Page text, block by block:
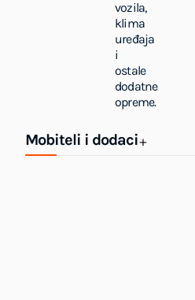
vozila,
klima
uređaja
i
ostale
dodatne
opreme.
Mobiteli i dodaci+